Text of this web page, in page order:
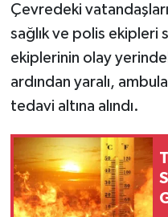
Çevredeki
sağlık ve polis ekipleri
ekiplerinin olay
ardından yaralı,
tedavi altına alındı.